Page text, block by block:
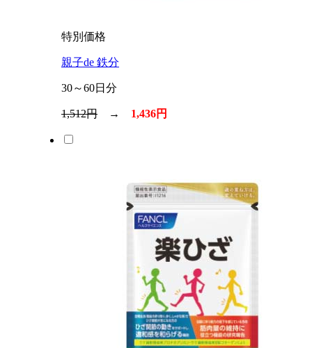
特別価格
親子de 鉄分
30～60日分
1,512円 → 1,436円